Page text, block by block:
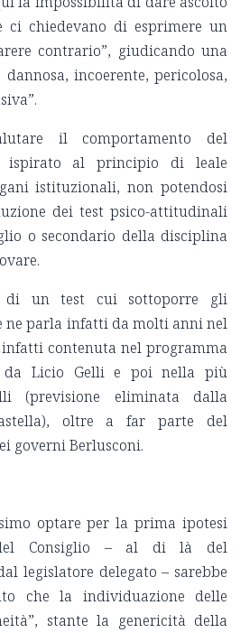
ci chiedevano di esprimere un
contrario”, giudicando una
incoerente, pericolosa,
il comportamento del
ispirato al principio di leale
istituzionali, non potendosi
dei test psico-attitudinali
o secondario della disciplina
di un test cui sottoporre gli
ne parla infatti da molti anni nel
infatti contenuta nel programma
da Licio Gelli e poi nella più
(previsione eliminata dalla
oltre a far parte del
governi Berlusconi.
optare per la prima ipotesi
Consiglio – al di là del
legislatore delegato – sarebbe
che la individuazione delle
stante la genericità della